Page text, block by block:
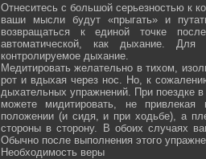
Отнеситесь с большой серьезностью к
ваши мысли будут «прыгать» и
возвращаться к единой точке
автоматической, как дыхание. Для
контролируемое дыхание.
Медитировать желательно в тихом,
рот и вдыхая через нос. Но, к
дыхательных упражнений. При поездке
можете мидитировать, не
положении (и сидя, и при ходьбе), а
стороны в сторону. В обоих случаях
Обычно после выполнения этого
Необходимость веры